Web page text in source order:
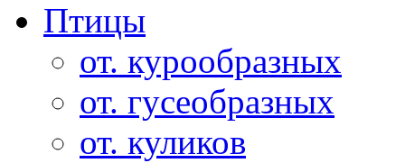
Птицы
от. курообразных
от. гусеобразных
от. куликов